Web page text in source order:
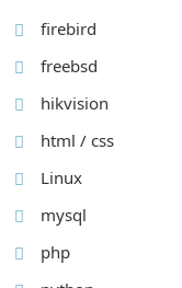
firebird
freebsd
hikvision
html / css
Linux
mysql
php